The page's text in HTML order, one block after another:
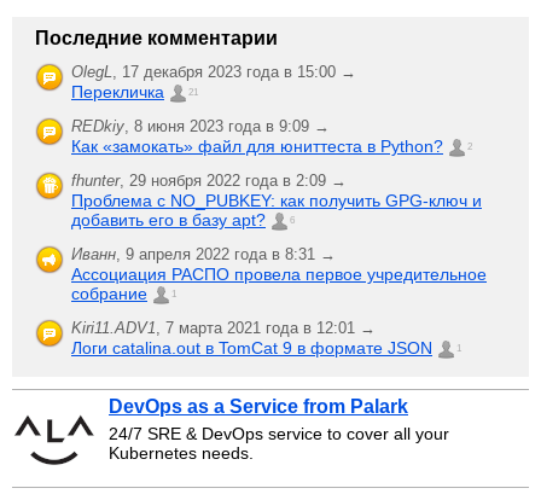
Последние комментарии
OlegL, 17 декабря 2023 года в 15:00 →
Перекличка 21
REDkiy, 8 июня 2023 года в 9:09 →
Как «замокать» файл для юниттеста в Python? 2
fhunter, 29 ноября 2022 года в 2:09 →
Проблема с NO_PUBKEY: как получить GPG-ключ и
добавить его в базу apt?
6
Иванн, 9 апреля 2022 года в 8:31 →
Ассоциация РАСПО провела первое учредительное
собрание
1
Kiri11.ADV1, 7 марта 2021 года в 12:01 →
Логи catalina.out в TomCat 9 в формате JSON 1
DevOps as a Service from Palark
24/7 SRE & DevOps service to cover all your
Kubernetes needs.